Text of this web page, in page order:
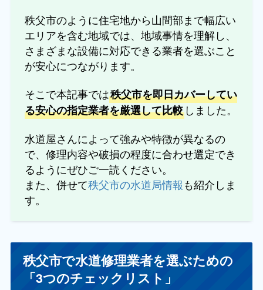
秩父市のように住宅地から山間部まで幅広い
エリアを含む地域では、地域事情を理解し、
さまざまな設備に対応できる業者を選ぶこと
が安心につながります。
そこで本記事では秩父市を即日カバーしてい
る安心の指定業者を厳選して比較 しました。
水道屋さんによって強みや特徴が異なるの
で、修理内容や破損の程度に合わせ選定でき
るようにぜひご一読ください。
また、併せて秩父市の水道局情報も紹介しま
す。
秩父市で水道修理業者を選ぶための
「3つのチェックリスト」